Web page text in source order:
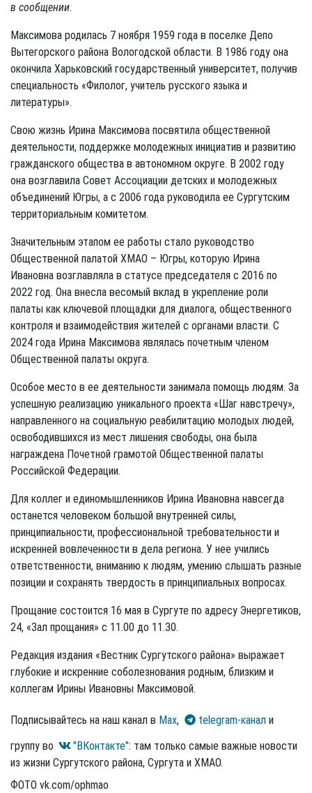
в сообщении.
Максимова родилась 7 ноября 1959 года в поселке Депо
Вытегорского района Вологодской области. В 1986 году она
окончила Харьковский государственный университет, получив
специальность «Филолог, учитель русского языка и
литературы».
Свою жизнь Ирина Максимова посвятила общественной
деятельности, поддержке молодежных инициатив и развитию
гражданского общества в автономном округе. В 2002 году
она возглавила Совет Ассоциации детских и молодежных
объединений Югры, а с 2006 года руководила ее Сургутским
территориальным комитетом.
Значительным этапом ее работы стало руководство
Общественной палатой ХМАО – Югры, которую Ирина
Ивановна возглавляла в статусе председателя с 2016 по
2022 год. Она внесла весомый вклад в укрепление роли
палаты как ключевой площадки для диалога, общественного
контроля и взаимодействия жителей с органами власти. С
2024 года Ирина Максимова являлась почетным членом
Общественной палаты округа.
Особое место в ее деятельности занимала помощь людям. За
успешную реализацию уникального проекта «Шаг навстречу»,
направленного на социальную реабилитацию молодых людей,
освободившихся из мест лишения свободы, она была
награждена Почетной грамотой Общественной палаты
Российской Федерации.
Для коллег и единомышленников Ирина Ивановна навсегда
останется человеком большой внутренней силы,
принципиальности, профессиональной требовательности и
искренней вовлеченности в дела региона. У нее учились
ответственности, вниманию к людям, умению слышать разные
позиции и сохранять твердость в принципиальных вопросах.
Прощание состоится 16 мая в Сургуте по адресу Энергетиков,
24, «Зал прощания» с 11.00 до 11.30.
Редакция издания «Вестник Сургутского района» выражает
глубокие и искренние соболезнования родным, близким и
коллегам Ирины Ивановны Максимовой.
Подписывайтесь на наш канал в Max, telegram-канал и
группу во
"ВКонтакте": там только самые важные новости
из жизни Сургутского района, Сургута и ХМАО.
ФОТО vk.com/ophmao